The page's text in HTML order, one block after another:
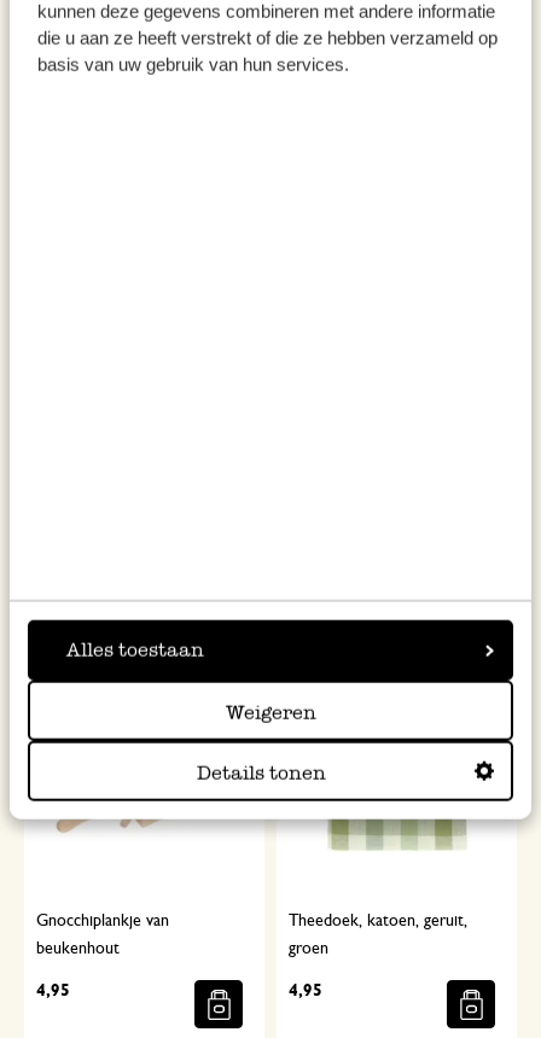
kunnen deze gegevens combineren met andere informatie
die u aan ze heeft verstrekt of die ze hebben verzameld op
basis van uw gebruik van hun services.
Alles toestaan
Weigeren
Details tonen
Gnocchiplankje van
beukenhout
4,95
Theedoek, katoen, geruit,
groen
4,95